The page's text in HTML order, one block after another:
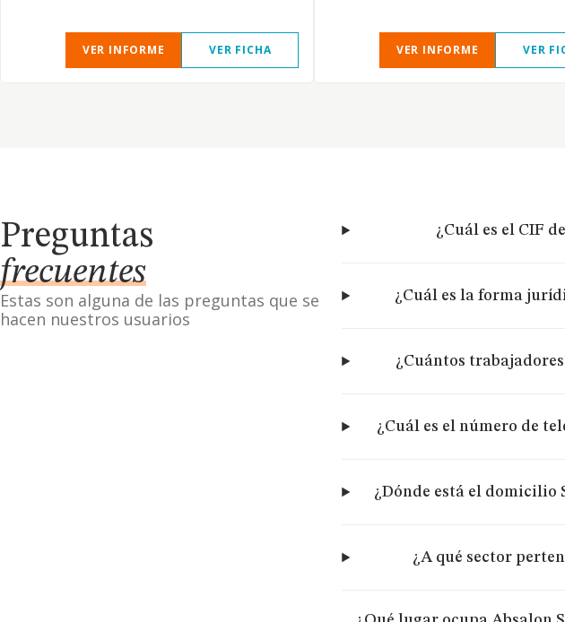
VER INFORME VER FICHA VER INFORME VER
Preguntas
frecuentes
Estas son alguna de las preguntas que se
hacen nuestros usuarios
¿Cuál es el CIF
¿Cuál es la forma
¿Cuántos
¿Cuál es el número de
¿Dónde está el domicilio
¿A qué sector